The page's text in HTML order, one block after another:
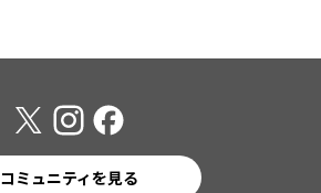
コミュニティを見る